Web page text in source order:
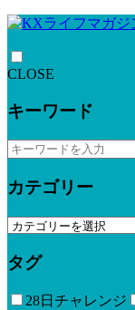
CLOSE
キーワード
カテゴリー
タグ
28日チャレンジ